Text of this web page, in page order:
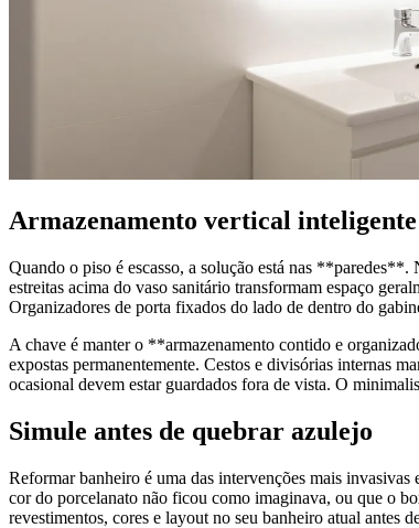
Armazenamento vertical inteligente
Quando o piso é escasso, a solução está nas **paredes**.
estreitas acima do vaso sanitário transformam espaço
Organizadores de porta fixados do lado de dentro do
A chave é manter o **armazenamento contido e
expostas permanentemente. Cestos e divisórias internas
ocasional devem estar guardados fora de vista. O
Simule antes de quebrar azulejo
Reformar banheiro é uma das intervenções mais
cor do porcelanato não ficou como imaginava, ou que o
revestimentos, cores e layout no seu banheiro atual antes